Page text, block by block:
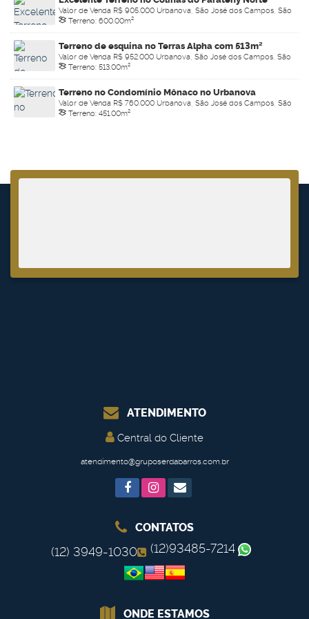
R$ 905.000
Valor de Venda
Urbanova, São José dos Campos, São
Paulo, Brasil
Terreno: 600.00m²
Terreno de esquina no Terras Alpha com 513m²
R$ 952.000
Valor de Venda
Urbanova, São José dos Campos, São
Paulo, Brasil
Terreno: 513.00m²
Terreno no Condomínio Mônaco no Urbanova
R$ 760.000
Valor de Venda
Urbanova, São José dos Campos, São
Paulo, Brasil
Terreno: 451.00m²
ATENDIMENTO
Central do Cliente
atendimento@gruposerdabarros.com.br
CONTATOS
(12) 3949-1030 (12)93485-7214
ONDE ESTAMOS